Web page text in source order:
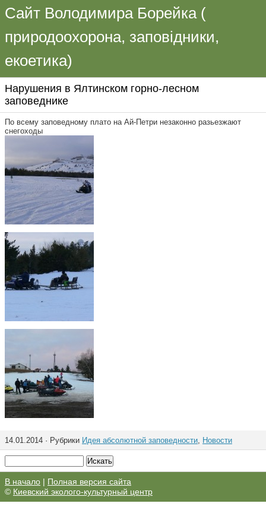
Сайт Володимира Борейка (
природоохорона, заповідники,
екоетика)
Нарушения в Ялтинском горно-лесном
заповеднике
По всему заповедному плато на Ай-Петри незаконно разьезжают
снегоходы
14.01.2014 · Рубрики Идея абсолютной заповедности, Новости
В начало | Полная версия сайта
© Киевский эколого-культурный центр